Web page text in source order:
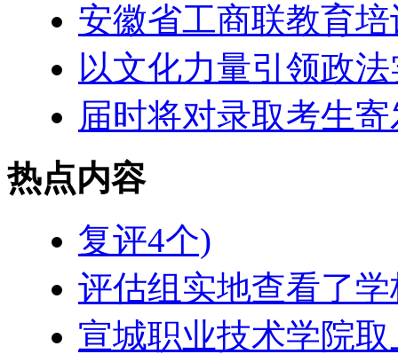
安徽省工商联教育
以文化力量引领政
届时将对录取考生
热点内容
复评4个)
评估组实地查看了
宣城职业技术学院